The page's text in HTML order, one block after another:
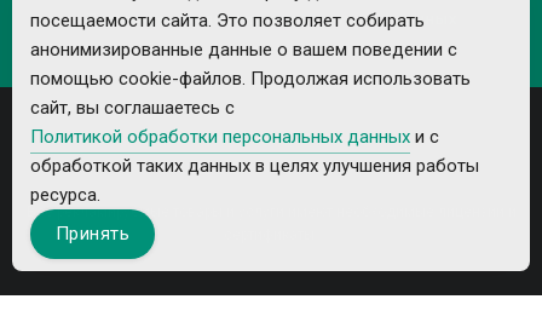
Политика обработки персональных данных
Все рекламируемые товары и услуги имеют необходимые лицензии и
посещаемости сайта. Это позволяет собирать
анонимизированные данные о вашем поведении с
помощью cookie-файлов. Продолжая использовать
сайт, вы соглашаетесь с
Политикой обработки персональных данных и с
обработкой таких данных в целях улучшения работы
ресурса.
Принять